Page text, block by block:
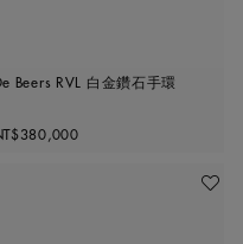
Beers RVL 白金鑽石手環
price
單 加入喜